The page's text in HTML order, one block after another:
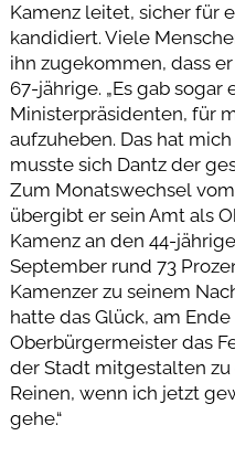
Kamenz leitet, sicher für
kandidiert. Viele
ihn zugekommen, dass
67-jährige. „Es gab sogar
Ministerpräsidenten, für
aufzuheben. Das hat
musste sich Dantz der
Zum Monatswechsel
übergibt er sein Amt als
Kamenz an den 44-
September rund 73
Kamenzer zu seinem
hatte das Glück, am
Oberbürgermeister das
der Stadt mitgestalten
Reinen, wenn ich jetzt
gehe.“